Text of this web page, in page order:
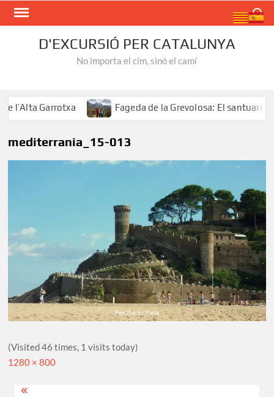
Skip
D'EXCURSIÓ PER CATALUNYA
No importa el cim, sinó el camí
Garrotxa Fageda de la Grevolosa: El santuari dels
mediterrania_15-013
(Visited 46 times, 1 visits today)
Full
1280 × 800